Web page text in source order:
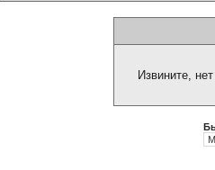
Извините,